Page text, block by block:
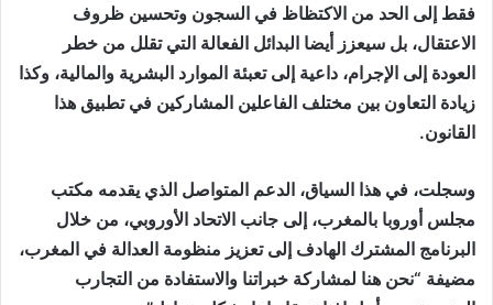
فقط إلى الحد من الاكتظاظ في السجون وتحسين ظروف
الاعتقال، بل سيعزز أيضا البدائل الفعالة التي تقلل من خطر
العودة إلى الإجرام، داعية إلى تعبئة الموارد البشرية والمالية، وكذا
زيادة التعاون بين مختلف الفاعلين المشاركين في تطبيق هذا
القانون.
وسجلت، في هذا السياق، الدعم المتواصل الذي يقدمه مكتب
مجلس أوروبا بالمغرب، إلى جانب الاتحاد الأوروبي، من خلال
البرنامج المشترك الهادف إلى تعزيز منظومة العدالة في المغرب،
مضيفة “نحن هنا لمشاركة خبراتنا والاستفادة من التجارب